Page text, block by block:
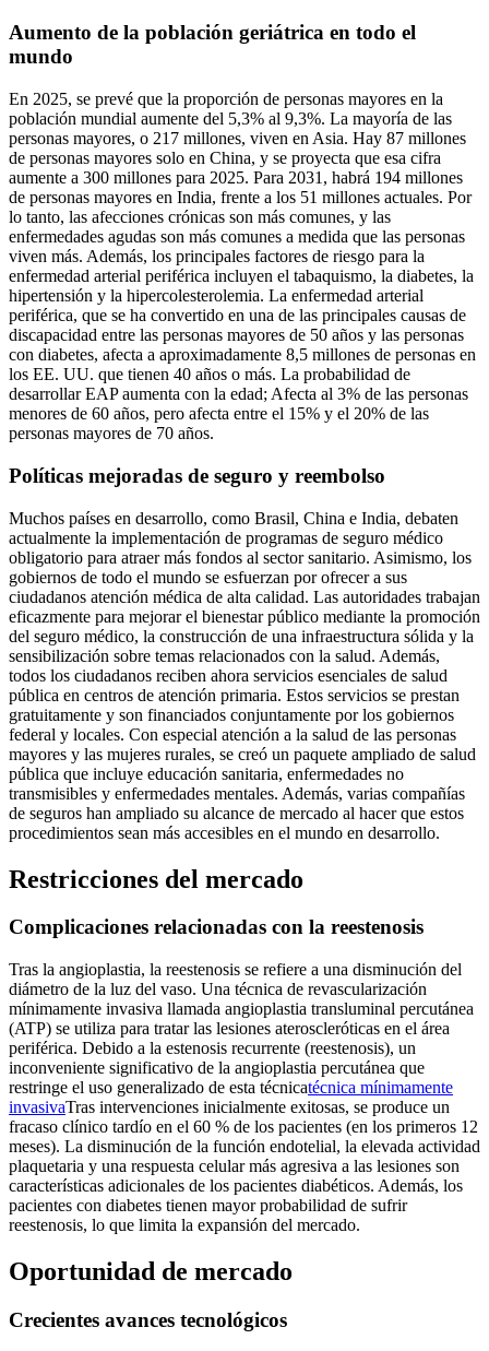
Aumento de la población geriátrica en todo el
mundo
En 2025, se prevé que la proporción de personas mayores en la
población mundial aumente del 5,3% al 9,3%. La mayoría de las
personas mayores, o 217 millones, viven en Asia. Hay 87 millones
de personas mayores solo en China, y se proyecta que esa cifra
aumente a 300 millones para 2025. Para 2031, habrá 194 millones
de personas mayores en India, frente a los 51 millones actuales. Por
lo tanto, las afecciones crónicas son más comunes, y las
enfermedades agudas son más comunes a medida que las personas
viven más. Además, los principales factores de riesgo para la
enfermedad arterial periférica incluyen el tabaquismo, la diabetes, la
hipertensión y la hipercolesterolemia. La enfermedad arterial
periférica, que se ha convertido en una de las principales causas de
discapacidad entre las personas mayores de 50 años y las personas
con diabetes, afecta a aproximadamente 8,5 millones de personas en
los EE. UU. que tienen 40 años o más. La probabilidad de
desarrollar EAP aumenta con la edad; Afecta al 3% de las personas
menores de 60 años, pero afecta entre el 15% y el 20% de las
personas mayores de 70 años.
Políticas mejoradas de seguro y reembolso
Muchos países en desarrollo, como Brasil, China e India, debaten
actualmente la implementación de programas de seguro médico
obligatorio para atraer más fondos al sector sanitario. Asimismo, los
gobiernos de todo el mundo se esfuerzan por ofrecer a sus
ciudadanos atención médica de alta calidad. Las autoridades trabajan
eficazmente para mejorar el bienestar público mediante la promoción
del seguro médico, la construcción de una infraestructura sólida y la
sensibilización sobre temas relacionados con la salud. Además,
todos los ciudadanos reciben ahora servicios esenciales de salud
pública en centros de atención primaria. Estos servicios se prestan
gratuitamente y son financiados conjuntamente por los gobiernos
federal y locales. Con especial atención a la salud de las personas
mayores y las mujeres rurales, se creó un paquete ampliado de salud
pública que incluye educación sanitaria, enfermedades no
transmisibles y enfermedades mentales. Además, varias compañías
de seguros han ampliado su alcance de mercado al hacer que estos
procedimientos sean más accesibles en el mundo en desarrollo.
Restricciones del mercado
Complicaciones relacionadas con la reestenosis
Tras la angioplastia, la reestenosis se refiere a una disminución del
diámetro de la luz del vaso. Una técnica de revascularización
mínimamente invasiva llamada angioplastia transluminal percutánea
(ATP) se utiliza para tratar las lesiones ateroscleróticas en el área
periférica. Debido a la estenosis recurrente (reestenosis), un
inconveniente significativo de la angioplastia percutánea que
restringe el uso generalizado de esta técnicatécnica mínimamente
invasivaTras intervenciones inicialmente exitosas, se produce un
fracaso clínico tardío en el 60 % de los pacientes (en los primeros 12
meses). La disminución de la función endotelial, la elevada actividad
plaquetaria y una respuesta celular más agresiva a las lesiones son
características adicionales de los pacientes diabéticos. Además, los
pacientes con diabetes tienen mayor probabilidad de sufrir
reestenosis, lo que limita la expansión del mercado.
Oportunidad de mercado
Crecientes avances tecnológicos